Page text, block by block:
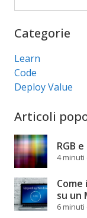
Categorie
Learn
Code
Deploy Value
Articoli
RGB
4
su un
6